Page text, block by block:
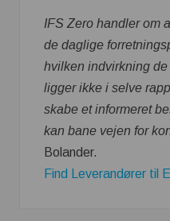
IFS Zero handler om
de daglige
hvilken indvirkning
ligger ikke i selve
skabe et informeret
kan bane vejen for
Bolander.
Find Leverandører til